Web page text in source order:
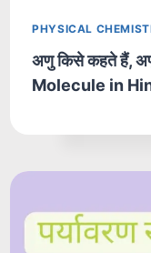
PHYSICAL
अणु किसे कहते हैं,
Molecule in